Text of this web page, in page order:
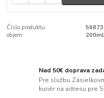
Číslo produktu:
56873
objem:
200ml
Nad 50€ doprava
Pre službu
kuriér na adresu pre